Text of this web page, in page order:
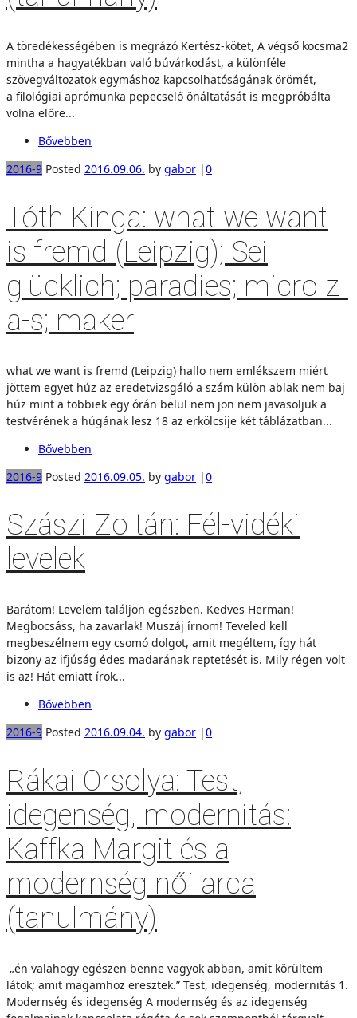
A töredékességében is megrázó Kertész-kötet, A végső kocsma2
mintha a hagyatékban való búvárkodást, a különféle
szövegváltozatok egymáshoz kapcsolhatóságának örömét,
a filológiai aprómunka pepecselő önáltatását is megpróbálta
volna előre...
Bővebben
2016-9 Posted 2016.09.06. by gabor |0
Tóth Kinga: what we want
is fremd (Leipzig); Sei
glücklich; paradies; micro z-
a-s; maker
what we want is fremd (Leipzig) hallo nem emlékszem miért
jöttem egyet húz az eredetvizsgáló a szám külön ablak nem baj
húz mint a többiek egy órán belül nem jön nem javasoljuk a
testvérének a húgának lesz 18 az erkölcsije két táblázatban...
Bővebben
2016-9 Posted 2016.09.05. by gabor |0
Szászi Zoltán: Fél-vidéki
levelek
Barátom! Levelem találjon egészben. Kedves Herman!
Megbocsáss, ha zavarlak! Muszáj írnom! Teveled kell
megbeszélnem egy csomó dolgot, amit megéltem, így hát
bizony az ifjúság édes madarának reptetését is. Mily régen volt
is az! Hát emiatt írok...
Bővebben
2016-9 Posted 2016.09.04. by gabor |0
Rákai Orsolya: Test,
idegenség, modernitás:
Kaffka Margit és a
modernség női arca
(tanulmány)
„én valahogy egészen benne vagyok abban, amit körültem
látok; amit magamhoz eresztek.” Test, idegenség, modernitás 1.
Modernség és idegenség A modernség és az idegenség